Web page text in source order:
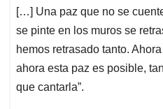
[…] Una paz que no se
se pinte en los muros se
hemos retrasado tanto.
ahora esta paz es posible,
que cantarla”.